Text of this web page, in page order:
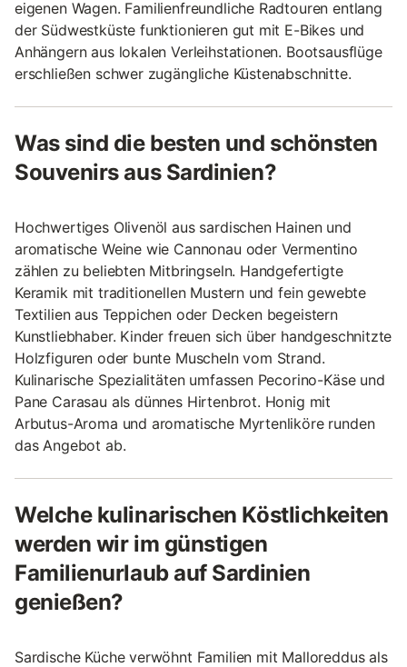
eigenen Wagen. Familienfreundliche Radtouren entlang
der Südwestküste funktionieren gut mit E-Bikes und
Anhängern aus lokalen Verleihstationen. Bootsausflüge
erschließen schwer zugängliche Küstenabschnitte.
Was sind die besten und schönsten
Souvenirs aus Sardinien?
Hochwertiges Olivenöl aus sardischen Hainen und
aromatische Weine wie Cannonau oder Vermentino
zählen zu beliebten Mitbringseln. Handgefertigte
Keramik mit traditionellen Mustern und fein gewebte
Textilien aus Teppichen oder Decken begeistern
Kunstliebhaber. Kinder freuen sich über handgeschnitzte
Holzfiguren oder bunte Muscheln vom Strand.
Kulinarische Spezialitäten umfassen Pecorino-Käse und
Pane Carasau als dünnes Hirtenbrot. Honig mit
Arbutus-Aroma und aromatische Myrtenliköre runden
das Angebot ab.
Welche kulinarischen Köstlichkeiten
werden wir im günstigen
Familienurlaub auf Sardinien
genießen?
Sardische Küche verwöhnt Familien mit Malloreddus als